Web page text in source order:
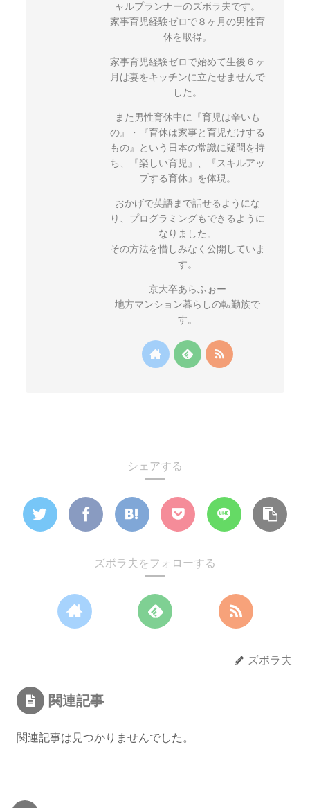
ャルプランナーのズボラ夫です。
家事育児経験ゼロで８ヶ月の男性育
休を取得。
家事育児経験ゼロで始めて生後６ヶ
月は妻をキッチンに立たせませんで
した。
また男性育休中に『育児は辛いも
の』・『育休は家事と育児だけする
もの』という日本の常識に疑問を持
ち、『楽しい育児』、『スキルアッ
プする育休』を体現。
おかげで英語まで話せるようにな
り、プログラミングもできるように
なりました。
その方法を惜しみなく公開していま
す。
京大卒あらふぉー
地方マンション暮らしの転勤族で
す。
シェアする
ズボラ夫をフォローする
ズボラ夫
関連記事
関連記事は見つかりませんでした。